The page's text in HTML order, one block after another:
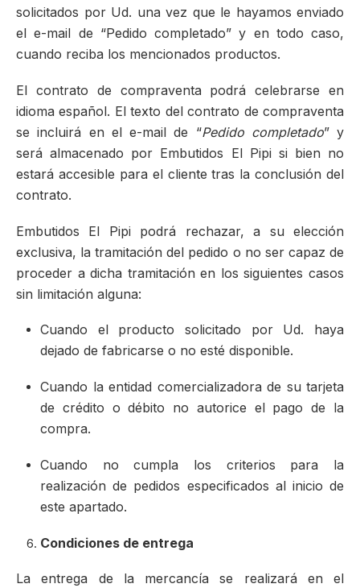
solicitados por Ud. una vez que le hayamos enviado
el e-mail de “Pedido completado” y en todo caso,
cuando reciba los mencionados productos.
El contrato de compraventa podrá celebrarse en
idioma español. El texto del contrato de compraventa
se incluirá en el e-mail de “Pedido completado” y
será almacenado por Embutidos El Pipi si bien no
estará accesible para el cliente tras la conclusión del
contrato.
Embutidos El Pipi podrá rechazar, a su elección
exclusiva, la tramitación del pedido o no ser capaz de
proceder a dicha tramitación en los siguientes casos
sin limitación alguna:
Cuando el producto solicitado por Ud. haya
dejado de fabricarse o no esté disponible.
Cuando la entidad comercializadora de su tarjeta
de crédito o débito no autorice el pago de la
compra.
Cuando no cumpla los criterios para la
realización de pedidos especificados al inicio de
este apartado.
Condiciones de entrega
La entrega de la mercancía se realizará en el